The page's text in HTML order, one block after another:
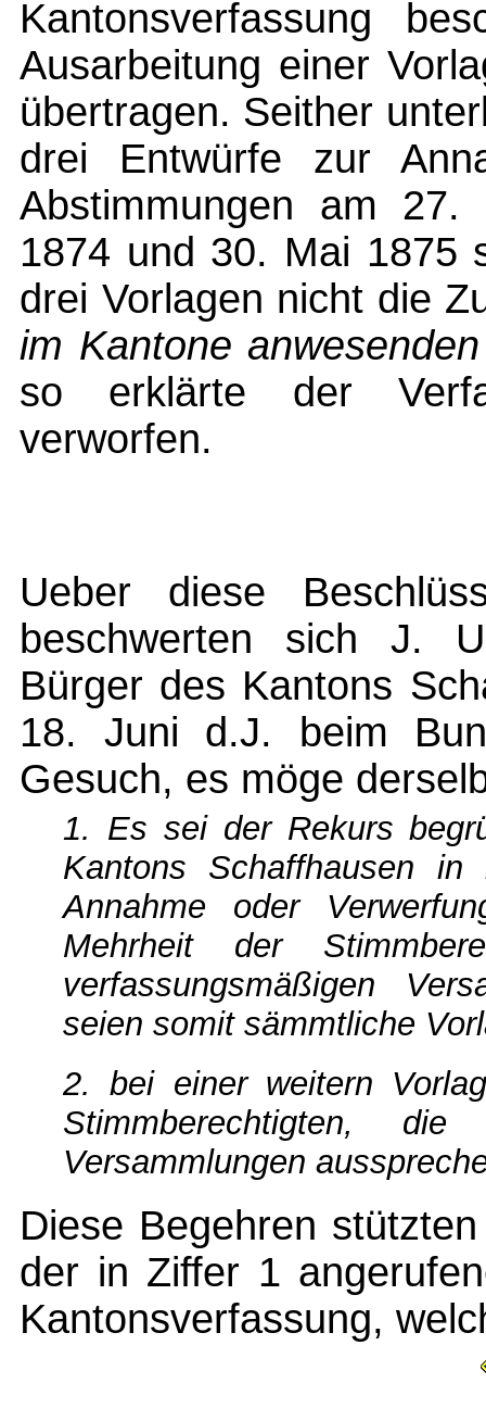
Kantonsverfassung
Ausarbeitung einer
übertragen. Seither
drei Entwürfe zur
Abstimmungen am
1874 und 30. Mai 1875
drei Vorlagen nicht die
im Kantone anwesenden
so erklärte der
verworfen.
Ueber diese
beschwerten sich J.
Bürger des Kantons
18. Juni d.J. beim
Gesuch, es möge
1. Es sei der Rekurs
Kantons Schaffhausen
Annahme oder
Mehrheit der
verfassungsmäßigen
seien somit sämmtliche
2. bei einer weitern
Stimmberechtigten,
Versammlungen
Diese Begehren
der in Ziffer 1
Kantonsverfassung,